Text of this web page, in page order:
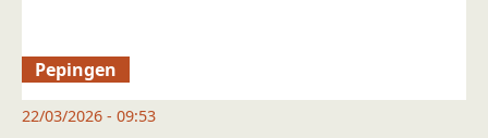
Pepingen
22/03/2026 - 09:53